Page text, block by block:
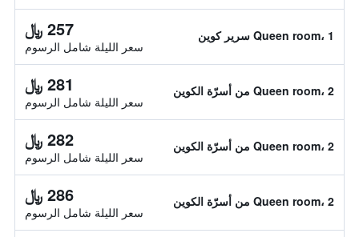
Queen room، 1 سرير كوين 257 ﷼
سعر الليلة شامل الرسوم
Queen room، 2 من أسرّة الكوين 281 ﷼
سعر الليلة شامل الرسوم
Queen room، 2 من أسرّة الكوين 282 ﷼
سعر الليلة شامل الرسوم
Queen room، 2 من أسرّة الكوين 286 ﷼
سعر الليلة شامل الرسوم